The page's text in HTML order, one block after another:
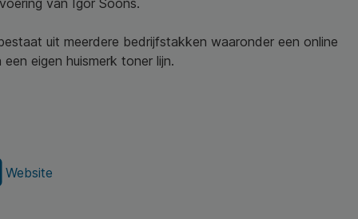
van Igor Soons.
uit meerdere bedrijfstakken waaronder een online
eigen huismerk toner lijn.
Website